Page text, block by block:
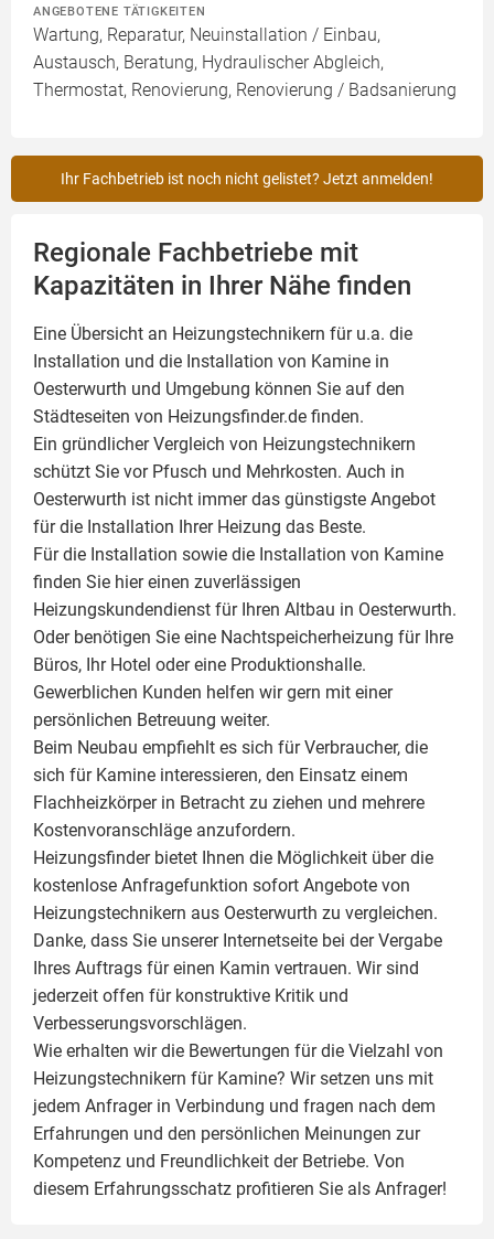
ANGEBOTENE TÄTIGKEITEN
Wartung, Reparatur, Neuinstallation / Einbau,
Austausch, Beratung, Hydraulischer Abgleich,
Thermostat, Renovierung, Renovierung / Badsanierung
Ihr Fachbetrieb ist noch nicht gelistet? Jetzt anmelden!
Regionale Fachbetriebe mit
Kapazitäten in Ihrer Nähe finden
Eine Übersicht an Heizungstechnikern für u.a. die
Installation und die Installation von Kamine in
Oesterwurth und Umgebung können Sie auf den
Städteseiten von Heizungsfinder.de finden.
Ein gründlicher Vergleich von Heizungstechnikern
schützt Sie vor Pfusch und Mehrkosten. Auch in
Oesterwurth ist nicht immer das günstigste Angebot
für die Installation Ihrer Heizung das Beste.
Für die Installation sowie die Installation von Kamine
finden Sie hier einen zuverlässigen
Heizungskundendienst für Ihren Altbau in Oesterwurth.
Oder benötigen Sie eine Nachtspeicherheizung für Ihre
Büros, Ihr Hotel oder eine Produktionshalle.
Gewerblichen Kunden helfen wir gern mit einer
persönlichen Betreuung weiter.
Beim Neubau empfiehlt es sich für Verbraucher, die
sich für Kamine interessieren, den Einsatz einem
Flachheizkörperin Betracht zu ziehen und mehrere
Kostenvoranschläge anzufordern.
Heizungsfinder bietet Ihnen die Möglichkeit über die
kostenlose Anfragefunktion sofort Angebote von
Heizungstechnikern aus Oesterwurth zu vergleichen.
Danke, dass Sie unserer Internetseite bei der Vergabe
Ihres Auftrags für einen Kamin vertrauen. Wir sind
jederzeit offen für konstruktive Kritik und
Verbesserungsvorschlägen.
Wie erhalten wir die Bewertungen für die Vielzahl von
Heizungstechnikern für Kamine? Wir setzen uns mit
jedem Anfrager in Verbindung und fragen nach dem
Erfahrungen und den persönlichen Meinungen zur
Kompetenz und Freundlichkeit der Betriebe. Von
diesem Erfahrungsschatz profitieren Sie als Anfrager!